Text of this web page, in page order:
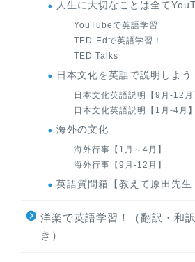
人生に大切なことは全て
YouTubeで英語学習
TED-Edで英語学習！
TED Talks
日本文化を英語で説明しよう
日本文化英語説明【9月-12月
日本文化英語説明【1月-4月】
海外の文化
海外行事【1月～4月】
海外行事【9月-12月】
英語質問箱【教えて原田先生
洋楽で英語学習！（翻訳・和
き）